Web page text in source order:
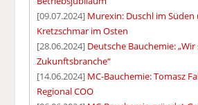
[09.07.2024] Murexin: Duschl im Süden
Kretzschmar im Osten
[28.06.2024] Deutsche Bauchemie:
Zukunftsbranche“
[14.06.2024] MC-Bauchemie: Tomasz
Regional COO